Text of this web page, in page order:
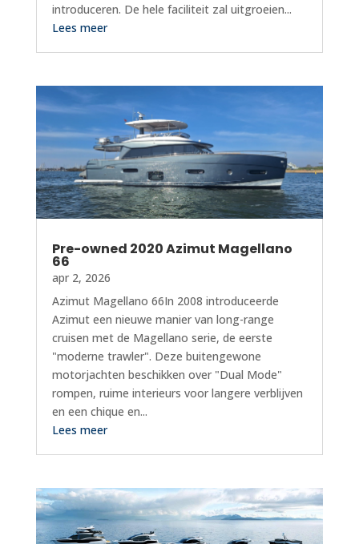
introduceren. De hele faciliteit zal uitgroeien...
Lees meer
Pre-owned 2020 Azimut Magellano
66
apr 2, 2026
Azimut Magellano 66In 2008 introduceerde
Azimut een nieuwe manier van long-range
cruisen met de Magellano serie, de eerste
"moderne trawler". Deze buitengewone
motorjachten beschikken over "Dual Mode"
rompen, ruime interieurs voor langere verblijven
en een chique en...
Lees meer